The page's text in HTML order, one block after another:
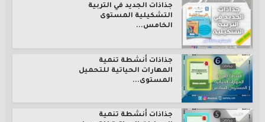
جذاذات الجديد في التربية
التشكيلية المستوى
الخامس...
جذاذات أنشطة تنمية
المهارات الحياتية للتحميل
المستوى...
جذاذات أنشطة تنمية